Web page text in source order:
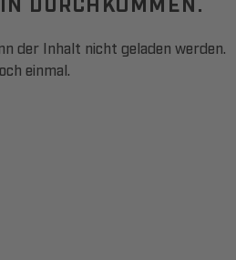
der Inhalt nicht geladen werden.
einmal.